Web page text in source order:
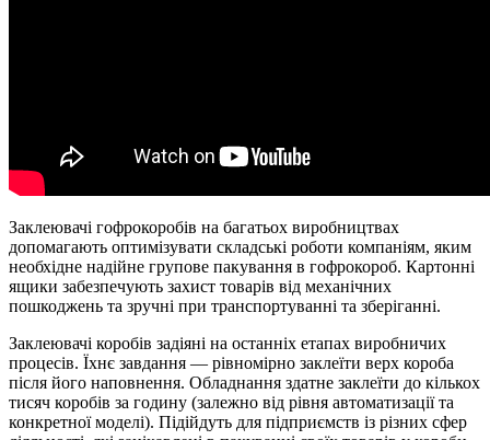
Заклеювачі гофрокоробів на багатьох виробництвах
допомагають оптимізувати складські роботи компаніям, яким
необхідне надійне групове пакування в гофрокороб. Картонні
ящики забезпечують захист товарів від механічних
пошкоджень та зручні при транспортуванні та зберіганні.
Заклеювачі коробів задіяні на останніх етапах виробничих
процесів. Їхнє завдання — рівномірно заклеїти верх короба
після його наповнення. Обладнання здатне заклеїти до кількох
тисяч коробів за годину (залежно від рівня автоматизації та
конкретної моделі). Підійдуть для підприємств із різних сфер